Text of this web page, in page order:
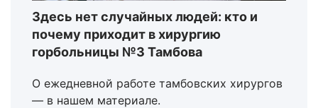
Здесь нет случайных людей: кто и
почему приходит в хирургию
горбольницы №3 Тамбова
О ежедневной работе тамбовских хирургов
— в нашем материале.